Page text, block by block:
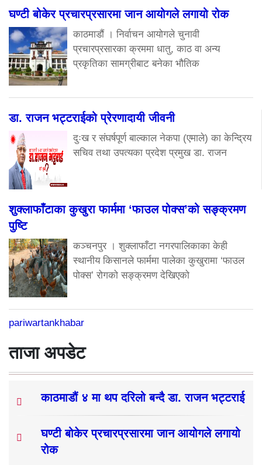
घण्टी बोकेर प्रचारप्रसारमा जान आयोगले लगायो रोक
काठमाडौं । निर्वाचन आयोगले चुनावी
प्रचारप्रसारका क्रममा धातु, काठ वा अन्य
प्रकृतिका सामग्रीबाट बनेका भौतिक
डा. राजन भट्टराईको प्रेरणादायी जीवनी
दुःख र संघर्षपूर्ण बाल्काल नेकपा (एमाले) का केन्द्रिय
सचिव तथा उपत्यका प्रदेश प्रमुख डा. राजन
शुक्लाफाँटाका कुखुरा फार्ममा ‘फाउल पोक्स’को सङ्क्रमण
पुष्टि
कञ्चनपुर । शुक्लाफाँटा नगरपालिकाका केही
स्थानीय किसानले फार्ममा पालेका कुखुरामा ‘फाउल
पोक्स’ रोगको सङ्क्रमण देखिएको
pariwartankhabar
ताजा अपडेट
काठमाडौं ४ मा थप दरिलो बन्दै डा. राजन भट्टराई
घण्टी बोकेर प्रचारप्रसारमा जान आयोगले लगायो
रोक